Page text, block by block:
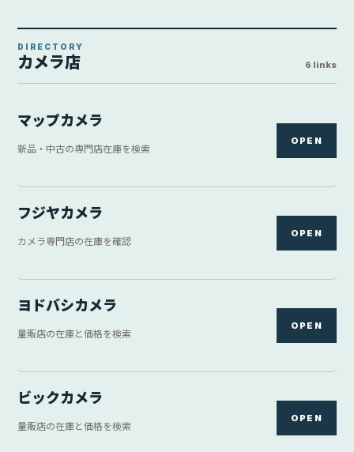
DIRECTORY
カメラ店 6 links
マップカメラ
新品・中古の専門店在庫を検索
OPEN
フジヤカメラ
カメラ専門店の在庫を確認
OPEN
ヨドバシカメラ
量販店の在庫と価格を検索
OPEN
ビックカメラ
量販店の在庫と価格を検索
OPEN